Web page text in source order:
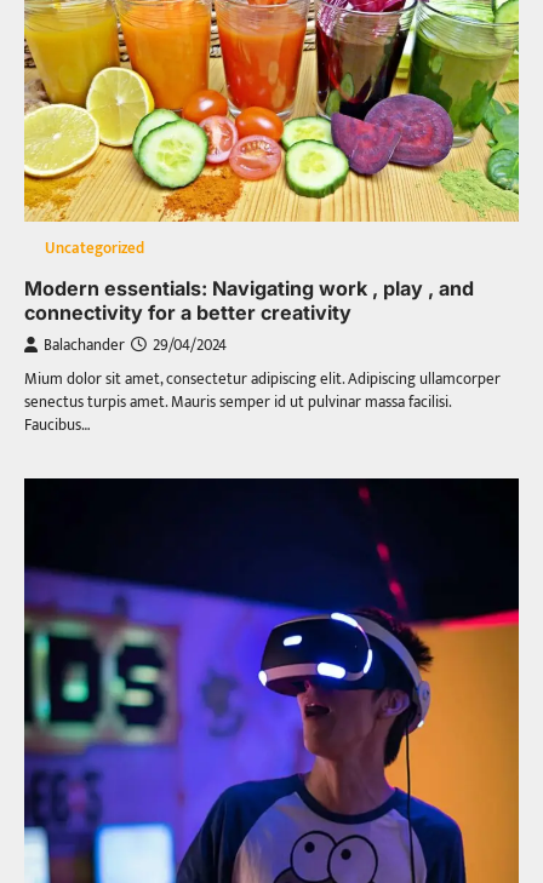
Uncategorized
Modern essentials: Navigating work , play , and
connectivity for a better creativity
Balachander 29/04/2024
Mium dolor sit amet, consectetur adipiscing elit. Adipiscing ullamcorper
senectus turpis amet. Mauris semper id ut pulvinar massa facilisi.
Faucibus…